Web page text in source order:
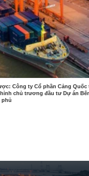
Công ty Cổ phần Cảng Quốc
chủ trương đầu tư Dự án
phủ